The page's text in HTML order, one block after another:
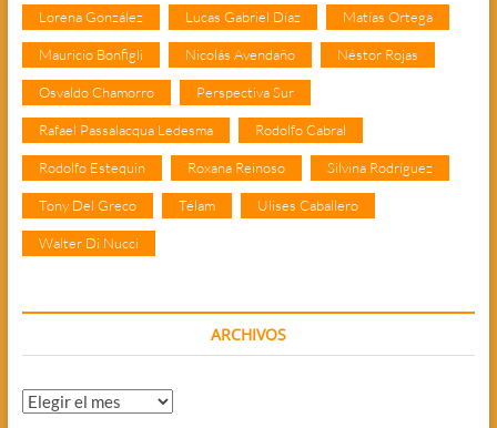
Lorena González Lucas Gabriel Díaz Matías Ortega
Mauricio Bonfigli Nicolás Avendaño Néstor Rojas
Osvaldo Chamorro Perspectiva Sur
Rafael Passalacqua Ledesma Rodolfo Cabral
Rodolfo Estequin Roxana Reinoso Silvina Rodríguez
Tony Del Greco Télam Ulises Caballero
Walter Di Nucci
ARCHIVOS
Archivos